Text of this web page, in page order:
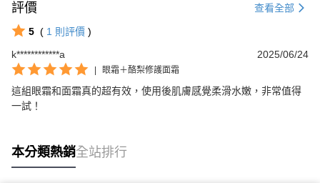
評價 查看全部
5 ( 1 則評價 )
k************a
2025/06/24
眼霜＋酪梨修護面霜
這組眼霜和面霜真的超有效，使用後肌膚感覺柔滑水嫩，非常值得
一試！
本分類熱銷全站排行